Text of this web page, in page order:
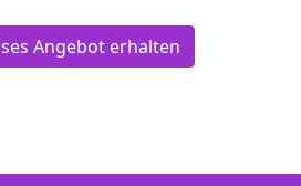
Angebot erhalten